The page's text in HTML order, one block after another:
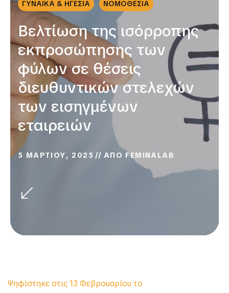
ΓΥΝΑΙΚΑ & ΗΓΕΣΙΑ ΝΟΜΟΘΕΣΙΑ
Βελτίωση της ισόρροπης
εκπροσώπησης των
φύλων σε θέσεις
διευθυντικών στελεχών
των εισηγμένων
εταιρειών
5 ΜΑΡΤΙΟΥ, 2025 ΑΠΟ FEMINALAB
Ψηφίστηκε στις 13 Φεβρουαρίου το